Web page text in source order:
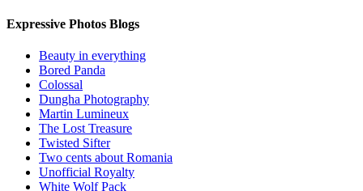
Expressive Photos Blogs
Beauty in everything
Bored Panda
Colossal
Dungha Photography
Martin Lumineux
The Lost Treasure
Twisted Sifter
Two cents about Romania
Unofficial Royalty
White Wolf Pack